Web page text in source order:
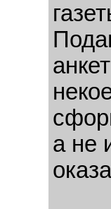
а не